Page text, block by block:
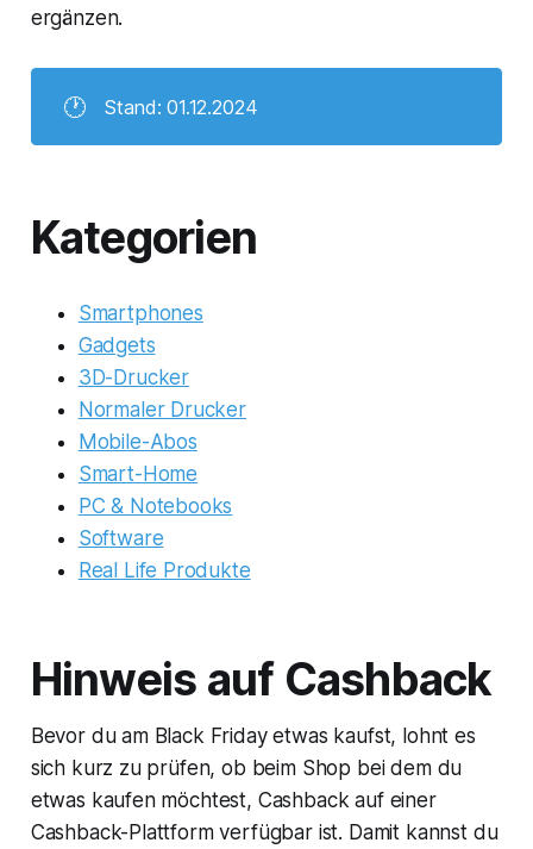
ergänzen.
🕐 Stand: 01.12.2024
Kategorien
Smartphones
Gadgets
3D-Drucker
Normaler Drucker
Mobile-Abos
Smart-Home
PC & Notebooks
Software
Real Life Produkte
Hinweis auf Cashback
Bevor du am Black Friday etwas kaufst, lohnt es
sich kurz zu prüfen, ob beim Shop bei dem du
etwas kaufen möchtest, Cashback auf einer
Cashback-Plattform verfügbar ist. Damit kannst du